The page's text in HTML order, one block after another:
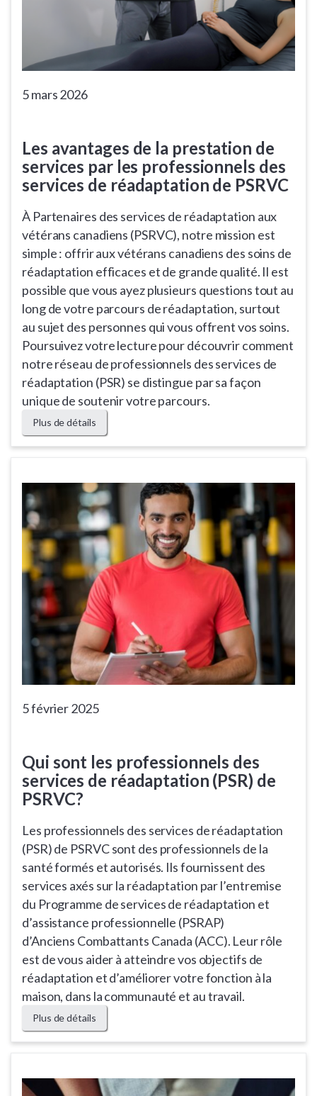
5 mars 2026
Les avantages de la prestation de
services par les professionnels des
services de réadaptation de PSRVC
À Partenaires des services de réadaptation aux
vétérans canadiens (PSRVC), notre mission est
simple : offrir aux vétérans canadiens des soins de
réadaptation efficaces et de grande qualité. Il est
possible que vous ayez plusieurs questions tout au
long de votre parcours de réadaptation, surtout
au sujet des personnes qui vous offrent vos soins.
Poursuivez votre lecture pour découvrir comment
notre réseau de professionnels des services de
réadaptation (PSR) se distingue par sa façon
unique de soutenir votre parcours.
Plus de détails
5 février 2025
Qui sont les professionnels des
services de réadaptation (PSR) de
PSRVC?
Les professionnels des services de réadaptation
(PSR) de PSRVC sont des professionnels de la
santé formés et autorisés. Ils fournissent des
services axés sur la réadaptation par l’entremise
du Programme de services de réadaptation et
d’assistance professionnelle (PSRAP)
d’Anciens Combattants Canada (ACC). Leur rôle
est de vous aider à atteindre vos objectifs de
réadaptation et d’améliorer votre fonction à la
maison, dans la communauté et au travail.
Plus de détails